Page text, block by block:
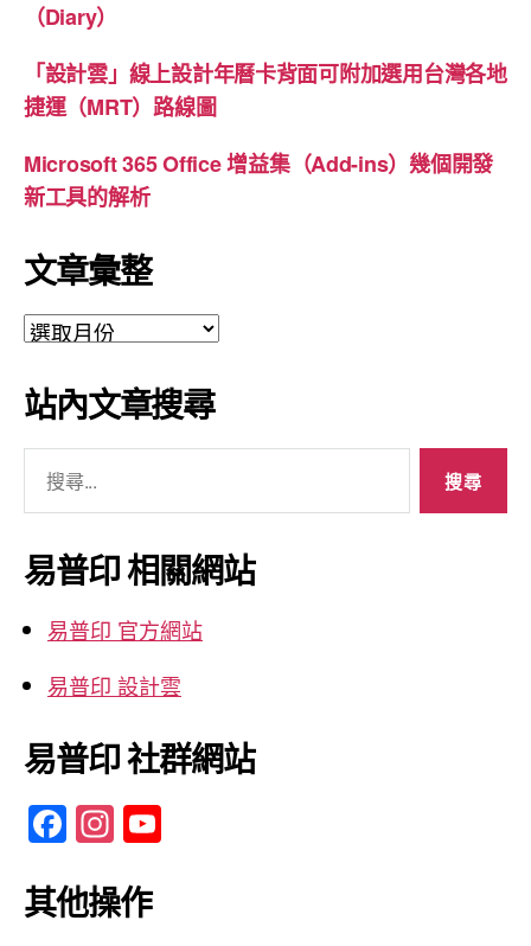
（Diary）
「設計雲」線上設計年曆卡背面可附加選用台灣各地
捷運（MRT）路線圖
Microsoft 365 Office 增益集（Add-ins）幾個開發
新工具的解析
文章彙整
文
彙
整
站內文章搜尋
關
鍵
字:
易普印 相關網站
易普印 官方網站
易普印 設計雲
易普印 社群網站
F
c
In
a
其他操作